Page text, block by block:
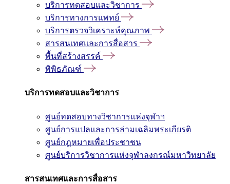
บริการทดสอบและวิชาการ
บริการทางการแพทย์
บริการตรวจวิเคราะห์คุณภาพ
สารสนเทศและการสื่อสาร
พื้นที่สร้างสรรค์
พิพิธภัณฑ์
บริการทดสอบและวิชาการ
ศูนย์ทดสอบทางวิชาการแห่งจุฬาฯ
ศูนย์การแปลและการล่ามเฉลิมพระเกียรติ
ศูนย์กฎหมายเพื่อประชาชน
ศูนย์บริการวิชาการแห่งจุฬาลงกรณ์มหาวิทยาลัย
สารสนเทศและการสื่อสาร